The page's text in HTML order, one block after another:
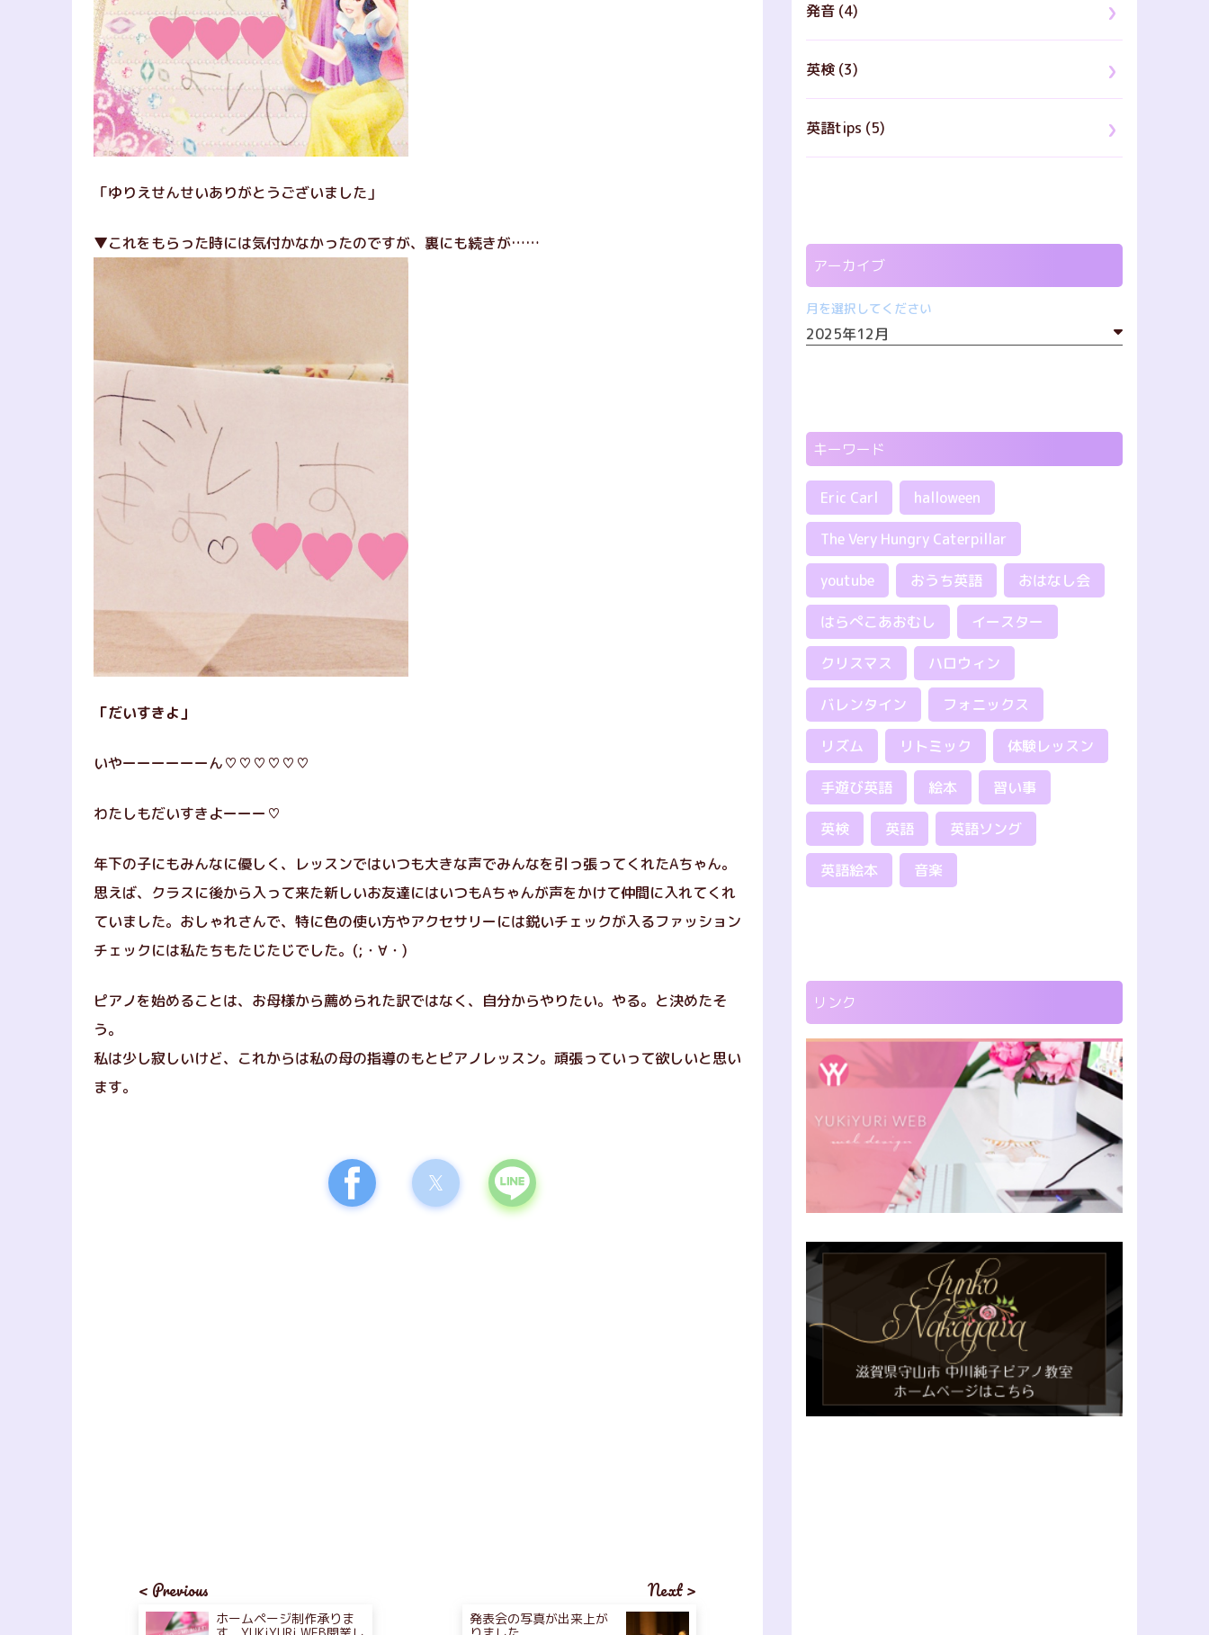
「ゆりえせんせいありがとうございました」
▼これをもらった時には気付かなかったのですが、裏にも続きが……
「だいすきよ」
いやーーーーーーん♡♡♡♡♡♡
わたしもだいすきよーーー♡
年下の子にもみんなに優しく、レッスンではいつも大きな声でみんなを引っ張ってくれたAちゃん。
思えば、クラスに後から入って来た新しいお友達にはいつもAちゃんが声をかけて仲間に入れてくれ
ていました。おしゃれさんで、特に色の使い方やアクセサリーには鋭いチェックが入るファッション
チェックには私たちもたじたじでした。(;・∀・)
ピアノを始めることは、お母様から薦められた訳ではなく、自分からやりたい。やる。と決めたそ
う。
私は少し寂しいけど、これからは私の母の指導のもとピアノレッスン。頑張っていって欲しいと思い
ます。
< Previous
ホームページ制作承りま
Next >
発表会の写真が出来上が
発音 (4)
英検 (3)
英語tips (5)
アーカイブ
月を選択してください
キーワード
Eric Carl halloween
The Very Hungry Caterpillar
youtube おうち英語 おはなし会
はらぺこあおむし イースター
クリスマス ハロウィン
バレンタイン フォニックス
リズム リトミック 体験レッスン
手遊び英語 絵本 習い事
英検 英語 英語ソング
英語絵本 音楽
リンク